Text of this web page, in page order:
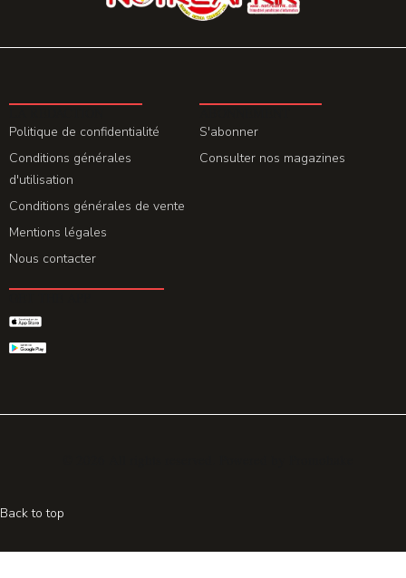
Politique de confidentialité
Conditions générales
d'utilisation
Conditions générales de vente
Mentions légales
Nous contacter
S'abonner
Consulter nos magazines
Back to top